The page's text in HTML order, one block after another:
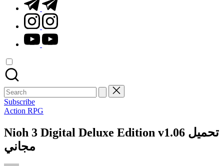
instagram.com
youtube.com
Search
for:
Subscribe
Posted
Action RPG
Nioh 3 Digital Deluxe Edition v1.06 تحميل
مجاني